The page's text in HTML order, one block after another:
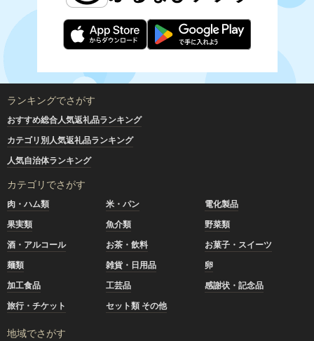
ランキングでさがす
おすすめ総合人気返礼品ランキング
カテゴリ別人気返礼品ランキング
人気自治体ランキング
カテゴリでさがす
肉・ハム類 米・パン
電化製品
果実類
魚介類
野菜類
酒・アルコール
お茶・飲料
お菓子・スイーツ
麺類
雑貨・日用品
卵
加工食品
工芸品
感謝状・記念品
旅行・チケット
セット類 その他
地域でさがす